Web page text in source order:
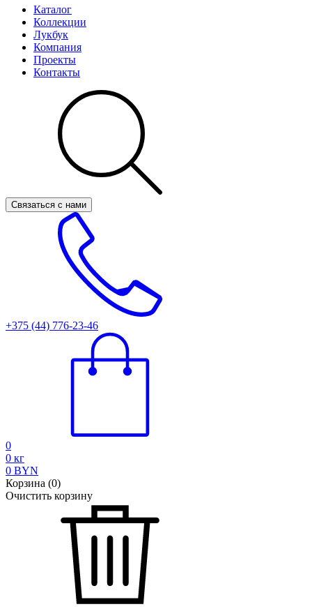
Каталог
Коллекции
Лукбук
Компания
Проекты
Контакты
Связаться с нами
+375 (44) 776-23-46
0
0 кг
0 BYN
Корзина (0)
Очистить корзину